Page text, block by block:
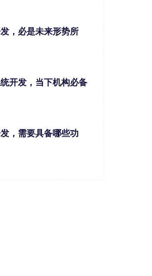
，必是未来形势所
开发，当下机构必备
，需要具备哪些功